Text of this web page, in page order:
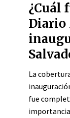
¿Cuál
Diario
La
fue